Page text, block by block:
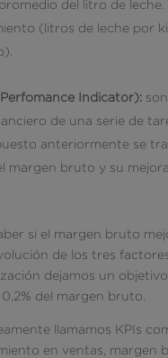
del litro de leche.
(litros de leche por
Indicator):son
de una serie de
anteriormente se
margen bruto y su
si el margen bruto
de los tres
dejamos un
del margen bruto.
llamamos KPIs
en ventas, margen